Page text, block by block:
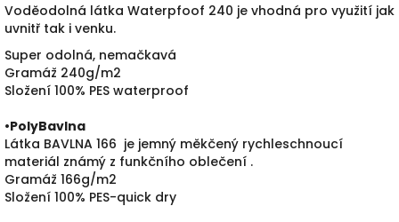
Voděodolná látka Waterpfoof 240 je vhodná pro využití jak
uvnitř tak i venku.
Super odolná, nemačkavá
Gramáž 240g/m2
Složení 100% PES waterproof
•PolyBavlna
Látka BAVLNA 166 je jemný měkčený rychleschnoucí
materiál známý z funkčního oblečení .
Gramáž 166g/m2
Složení 100% PES-quick dry